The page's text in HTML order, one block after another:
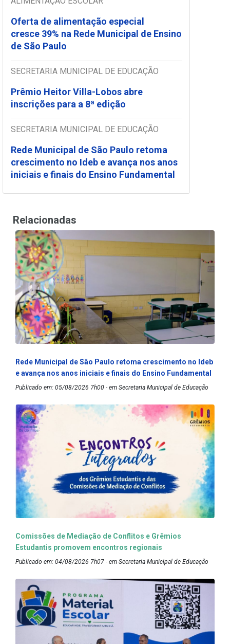
Oferta de alimentação especial
cresce 39% na Rede Municipal de Ensino
de São Paulo
SECRETARIA MUNICIPAL DE EDUCAÇÃO
Prêmio Heitor Villa-Lobos abre
inscrições para a 8ª edição
SECRETARIA MUNICIPAL DE EDUCAÇÃO
Rede Municipal de São Paulo retoma
crescimento no Ideb e avança nos anos
iniciais e finais do Ensino Fundamental
Relacionadas
Rede Municipal de São Paulo retoma crescimento no Ideb
e avança nos anos iniciais e finais do Ensino Fundamental
Publicado em: 05/08/2026 7h00 - em Secretaria Municipal de Educação
Comissões de Mediação de Conflitos e Grêmios
Estudantis promovem encontros regionais
Publicado em: 04/08/2026 7h07 - em Secretaria Municipal de Educação